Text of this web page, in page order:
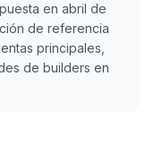
en abril de
de referencia
principales,
de builders en